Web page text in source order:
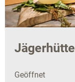
Jägerhütte
Geöffnet